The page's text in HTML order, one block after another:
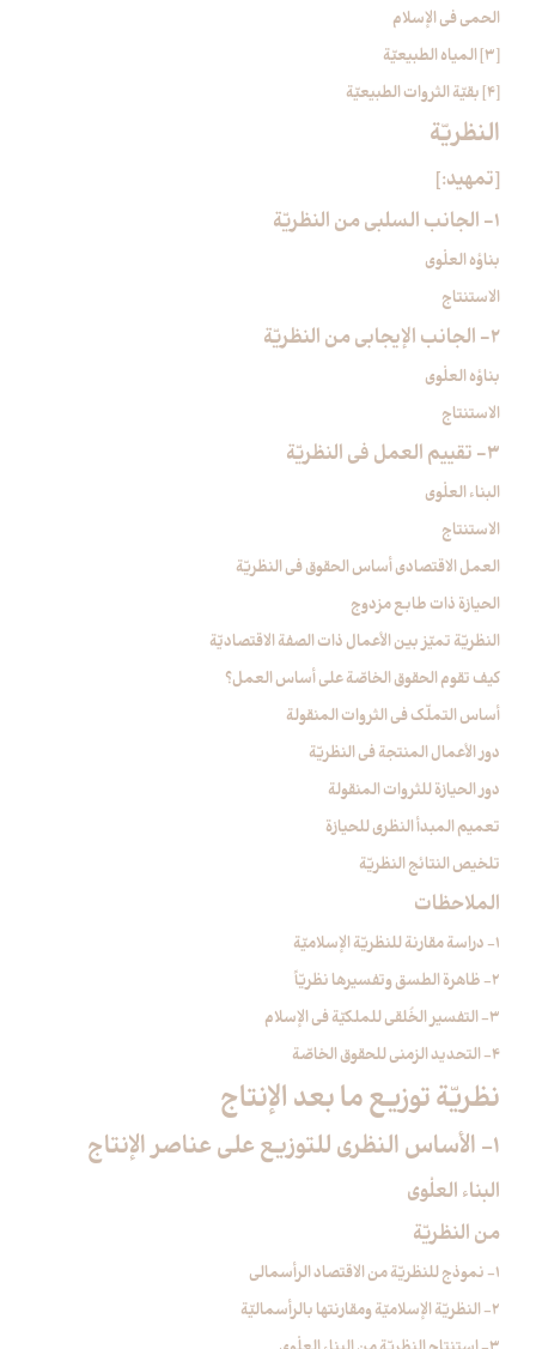
الحمى في الإسلام
[3] المياه الطبيعيّة
[4] بقيّة الثروات الطبيعيّة
النظريّة
[تمهيد:]
1- الجانب السلبي من النظريّة
بناؤه العلْوي
الاستنتاج
2- الجانب الإيجابي من النظريّة
بناؤه العلْوي
الاستنتاج
3- تقييم العمل في النظريّة
البناء العلْوي
الاستنتاج
العمل الاقتصادي أساس الحقوق في النظريّة
الحيازة ذات طابع مزدوج
النظريّة تميّز بين الأعمال ذات الصفة الاقتصاديّة
كيف تقوم الحقوق الخاصّة على أساس العمل؟
أساس التملّك في الثروات المنقولة
دور الأعمال المنتجة في النظريّة
دور الحيازة للثروات المنقولة
تعميم المبدأ النظري للحيازة
تلخيص النتائج النظريّة
الملاحظات‏
1- دراسة مقارنة للنظريّة الإسلاميّة
2- ظاهرة الطسق وتفسيرها نظريّاً
3- التفسير الخُلقي للملكيّة في الإسلام‏
4- التحديد الزمني للحقوق الخاصّة
نظريّة توزيع ما بعد الإنتاج‏
1- الأساس النظري للتوزيع على عناصر الإنتاج‏
البناء العلْوي
من النظريّة
1- نموذج للنظريّة من الاقتصاد الرأسمالي
2- النظريّة الإسلاميّة ومقارنتها بالرأسماليّة